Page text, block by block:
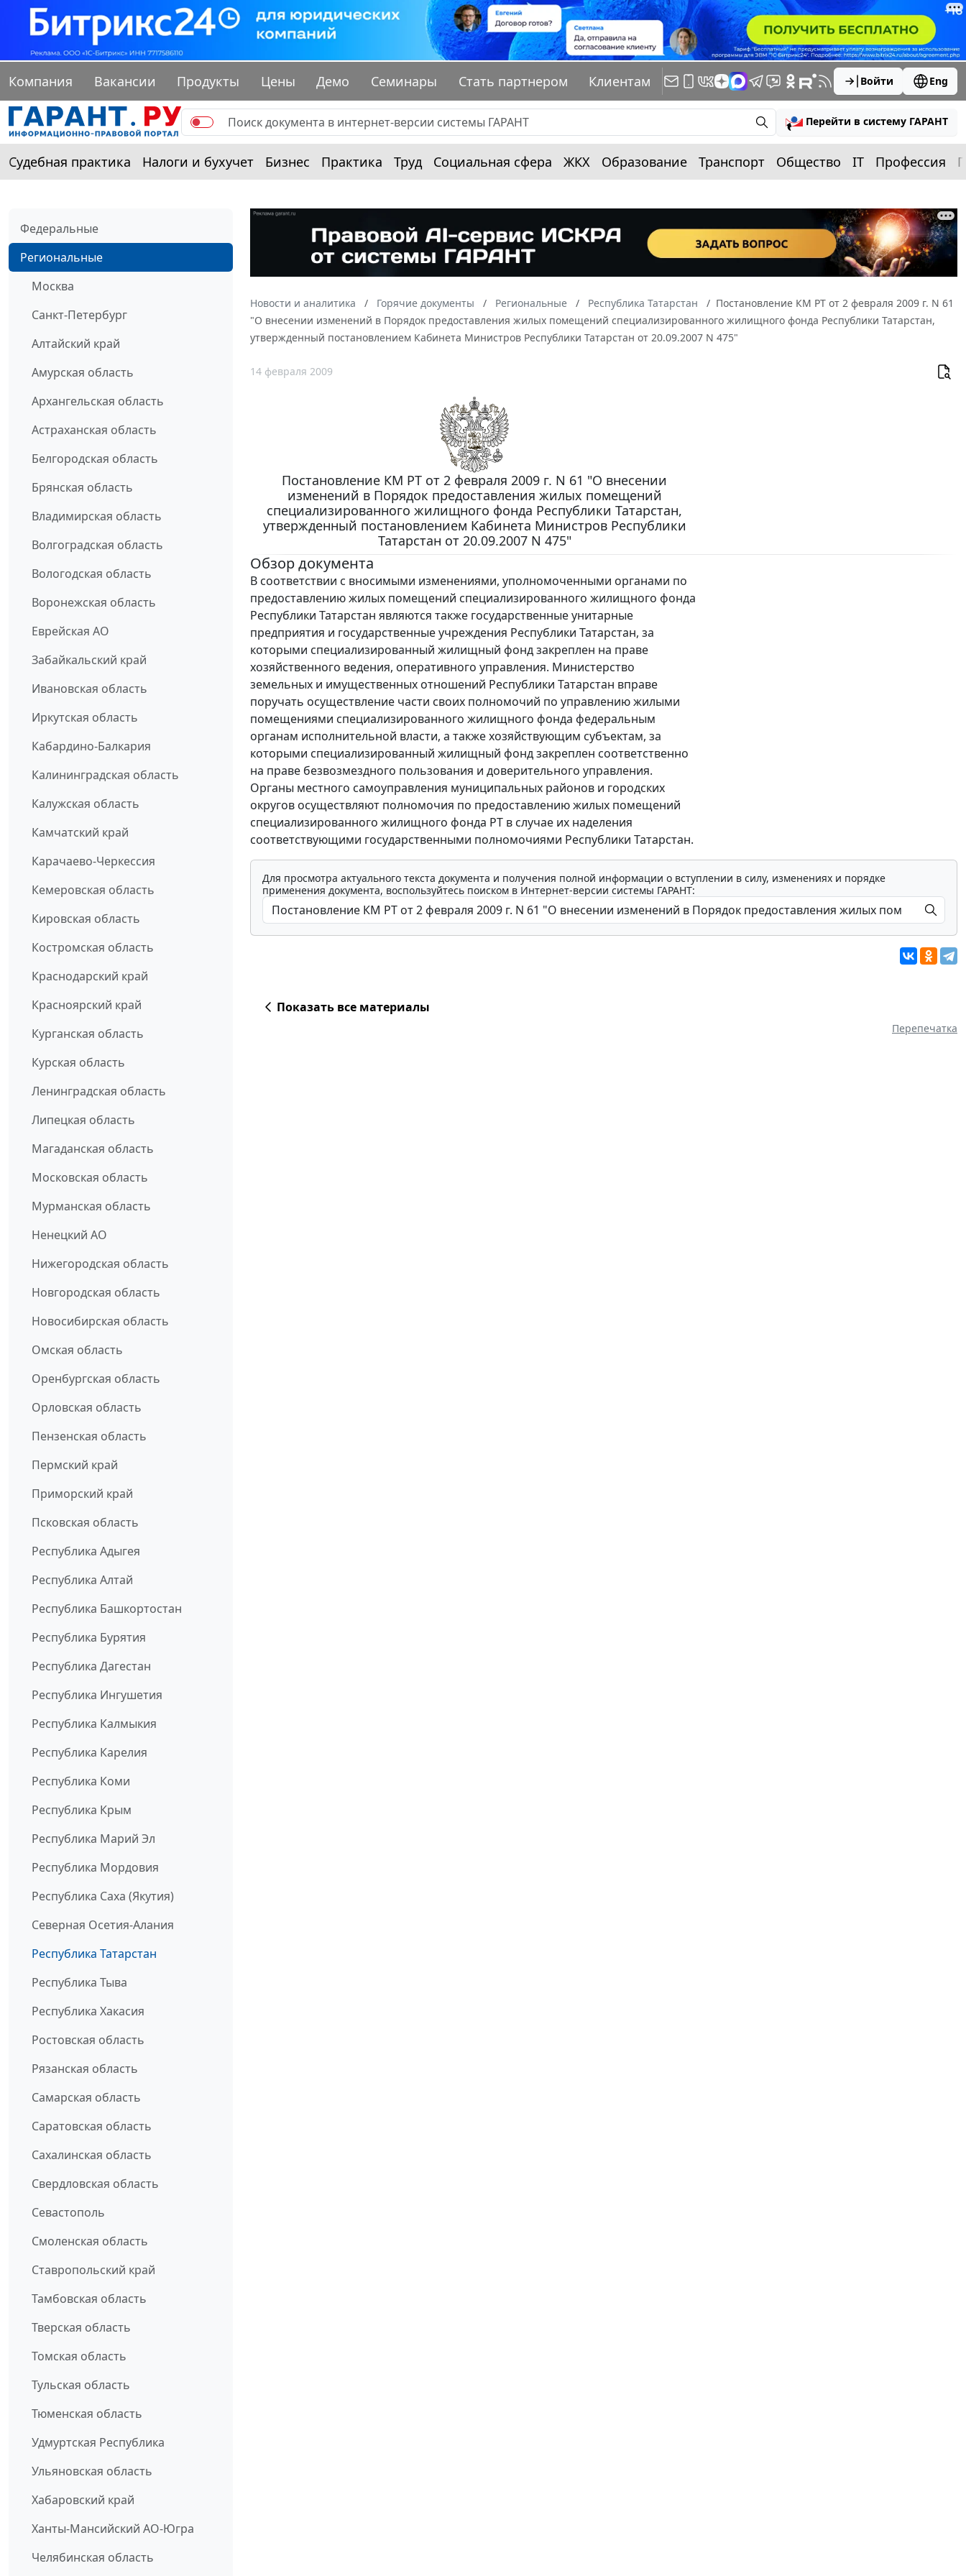
Компания Вакансии Продукты Цены Демо Семинары Стать партнером Клиентам Войти Eng
Перейти в систему ГАРАНТ
Судебная практика Налоги и бухучет Бизнес Практика Труд Социальная сфера ЖКХ Образование Транспорт Общество IT Профессия
Федеральные
Региональные
Москва
Санкт-Петербург
Алтайский край
Амурская область
Архангельская область
Астраханская область
Белгородская область
Брянская область
Владимирская область
Волгоградская область
Вологодская область
Воронежская область
Еврейская АО
Забайкальский край
Ивановская область
Иркутская область
Кабардино-Балкария
Калининградская область
Калужская область
Камчатский край
Карачаево-Черкессия
Кемеровская область
Кировская область
Костромская область
Краснодарский край
Красноярский край
Курганская область
Курская область
Ленинградская область
Липецкая область
Магаданская область
Московская область
Мурманская область
Ненецкий АО
Нижегородская область
Новгородская область
Новосибирская область
Омская область
Оренбургская область
Орловская область
Пензенская область
Пермский край
Приморский край
Псковская область
Республика Адыгея
Республика Алтай
Республика Башкортостан
Республика Бурятия
Республика Дагестан
Республика Ингушетия
Республика Калмыкия
Республика Карелия
Республика Коми
Республика Крым
Республика Марий Эл
Республика Мордовия
Республика Саха (Якутия)
Северная Осетия-Алания
Республика Татарстан
Республика Тыва
Республика Хакасия
Ростовская область
Рязанская область
Самарская область
Саратовская область
Сахалинская область
Свердловская область
Севастополь
Смоленская область
Ставропольский край
Тамбовская область
Тверская область
Томская область
Тульская область
Тюменская область
Удмуртская Республика
Ульяновская область
Хабаровский край
Ханты-Мансийский АО-Югра
Челябинская область
Новости и аналитика Горячие документы Региональные Республика Татарстан
Постановление КМ РТ от 2 февраля 2009 г. N 61
"О внесении изменений в Порядок предоставления жилых помещений специализированного жилищного фонда Республики Татарстан,
утвержденный постановлением Кабинета Министров Республики Татарстан от 20.09.2007 N 475"
14 февраля 2009
Постановление КМ РТ от 2 февраля 2009 г. N 61 "О внесении
изменений в Порядок предоставления жилых помещений
специализированного жилищного фонда Республики Татарстан,
утвержденный постановлением Кабинета Министров Республики
Татарстан от 20.09.2007 N 475"
Обзор документа
В соответствии с вносимыми изменениями, уполномоченными органами по
предоставлению жилых помещений специализированного жилищного фонда
Республики Татарстан являются также государственные унитарные
предприятия и государственные учреждения Республики Татарстан, за
которыми специализированный жилищный фонд закреплен на праве
хозяйственного ведения, оперативного управления. Министерство
земельных и имущественных отношений Республики Татарстан вправе
поручать осуществление части своих полномочий по управлению жилыми
помещениями специализированного жилищного фонда федеральным
органам исполнительной власти, а также хозяйствующим субъектам, за
которыми специализированный жилищный фонд закреплен соответственно
на праве безвозмездного пользования и доверительного управления.
Органы местного самоуправления муниципальных районов и городских
округов осуществляют полномочия по предоставлению жилых помещений
специализированного жилищного фонда РТ в случае их наделения
соответствующими государственными полномочиями Республики Татарстан.
Для просмотра актуального текста документа и получения полной информации о вступлении в силу, изменениях и порядке
применения документа, воспользуйтесь поиском в Интернет-версии системы ГАРАНТ:
Показать все материалы
Перепечатка